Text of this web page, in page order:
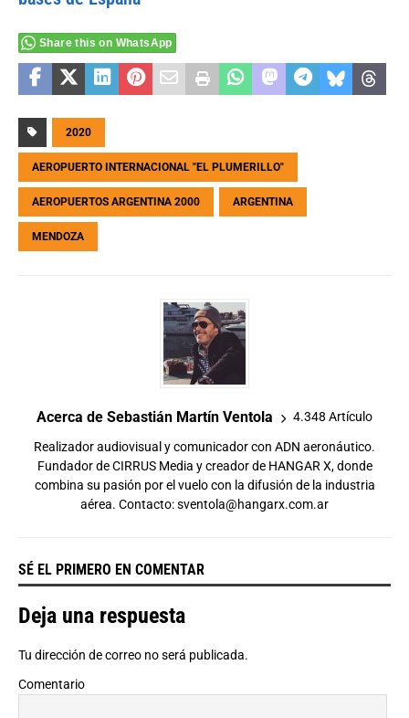
Share this on WhatsApp
2020
AEROPUERTO INTERNACIONAL "EL PLUMERILLO"
AEROPUERTOS ARGENTINA 2000 ARGENTINA
MENDOZA
Acerca de Sebastián Martín Ventola 4.348 Artículo
Realizador audiovisual y comunicador con ADN aeronáutico.
Fundador de CIRRUS Media y creador de HANGAR X, donde
combina su pasión por el vuelo con la difusión de la industria
aérea. Contacto:sventola@hangarx.com.ar
SÉ EL PRIMERO EN COMENTAR
Deja una respuesta
Tu dirección de correo no será publicada.
Comentario